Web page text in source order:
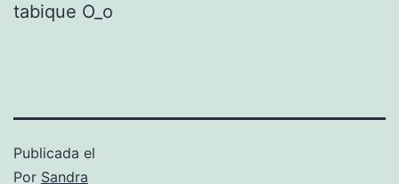
tabique O_o
Publicada el
Por Sandra